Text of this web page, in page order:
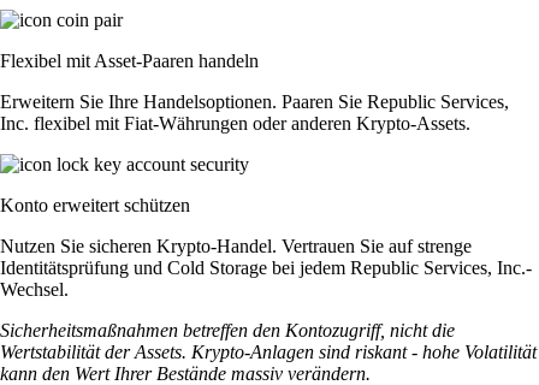
Flexibel mit Asset-Paaren handeln
Erweitern Sie Ihre Handelsoptionen. Paaren Sie Republic Services,
Inc. flexibel mit Fiat-Währungen oder anderen Krypto-Assets.
Konto erweitert schützen
Nutzen Sie sicheren Krypto-Handel. Vertrauen Sie auf strenge
Identitätsprüfung und Cold Storage bei jedem Republic Services, Inc.-
Wechsel.
Sicherheitsmaßnahmen betreffen den Kontozugriff, nicht die
Wertstabilität der Assets. Krypto-Anlagen sind riskant - hohe Volatilität
kann den Wert Ihrer Bestände massiv verändern.